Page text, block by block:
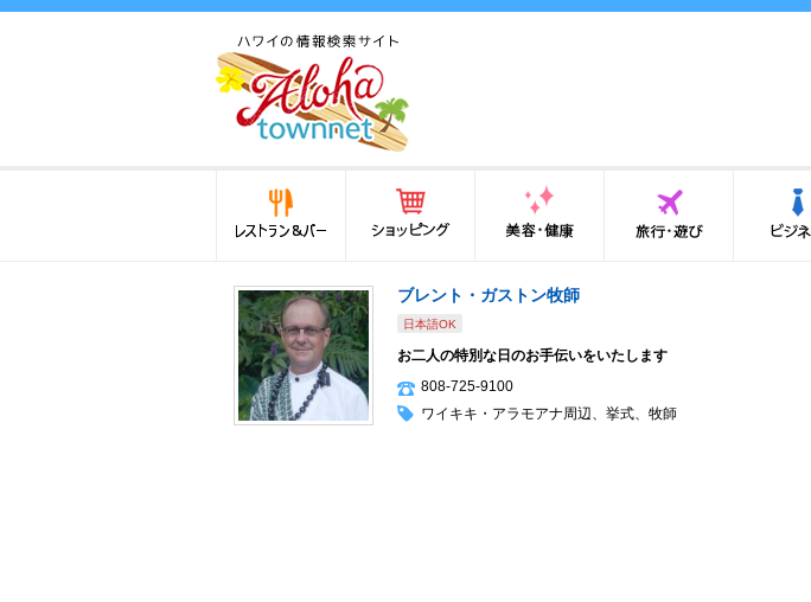
法律から運転免許証まで情
報が満載！
ブレント・ガストン牧師
日本語OK
お二人の特別な日のお手伝いをいたします
808-725-9100
ワイキキ・アラモアナ周辺、 挙式、 牧師